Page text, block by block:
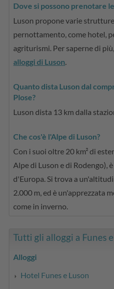
Dove si possono prenotare
Luson propone varie
pernottamento, come hotel,
agriturismi. Per saperne di
alloggi di Luson
Quanto dista Luson dal
Plose?
Luson dista 13 km dalla
Che cos'è l'Alpe di Luson?
Con i suoi oltre 20 km² di
Alpe di Luson e di Rodengo),
d'Europa. Si trova a
2.000 m, ed è un'apprezzata
come in inverno.
Tutti gli alloggi a Funes
Alloggi
Hotel Funes e Luson